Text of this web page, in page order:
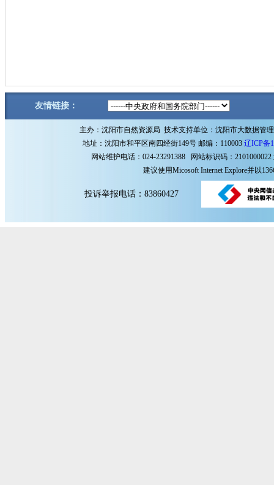
友情链接：
主办：沈阳市自然资源局 技术支持单位：沈阳市大数据管
地址：沈阳市和平区南四经街149号 邮编：110003 辽ICP备
网站维护电话：024-23291388 网站标识码：2101000022
建议使用Micosoft Internet Explore并以
投诉举报电话：83860427